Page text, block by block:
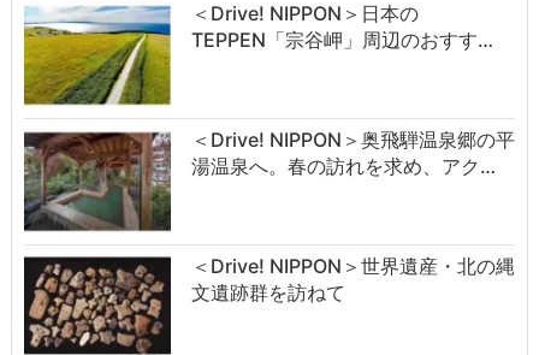
＜Drive! NIPPON＞日本の
TEPPEN「宗谷岬」周辺のおすす…
＜Drive! NIPPON＞奥飛騨温泉郷の平
湯温泉へ。春の訪れを求め、アク…
＜Drive! NIPPON＞世界遺産・北の縄
文遺跡群を訪ねて